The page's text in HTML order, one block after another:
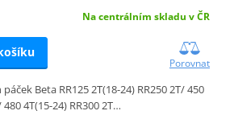
Na centrálním skladu v ČR
Porovnat
Beta RR125 2T(18-24) RR250 2T/ 450
480 4T(15-24) RR300 2T…